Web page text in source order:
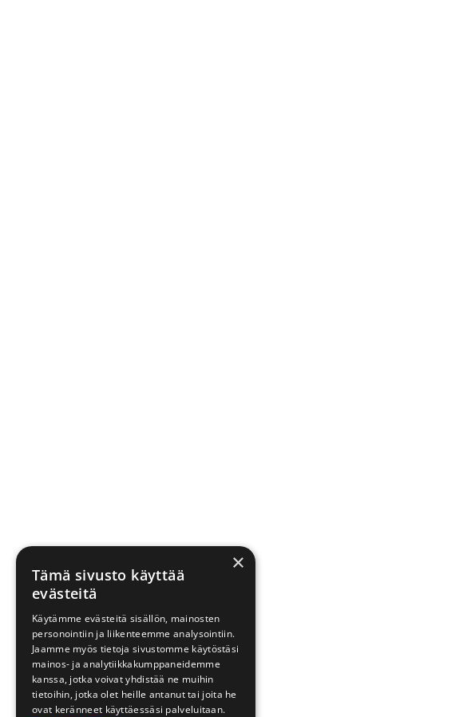
×
Tämä sivusto käyttää
evästeitä
Käytämme evästeitä sisällön, mainosten
personointiin ja liikenteemme analysointiin.
Jaamme myös tietoja sivustomme käytöstäsi
mainos- ja analytiikkakumppaneidemme
kanssa, jotka voivat yhdistää ne muihin
tietoihin, jotka olet heille antanut tai joita he
ovat keränneet käyttäessäsi palveluitaan.